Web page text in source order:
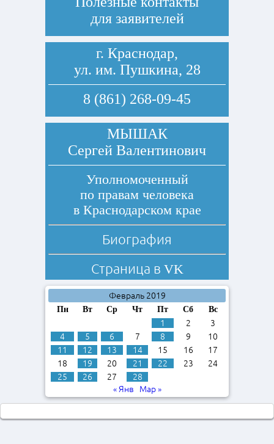
для заявителей
г. Краснодар,
ул. им. Пушкина, 28
8 (861) 268-09-45
МЫШАК
Сергей Валентинович
Уполномоченный
по правам человека
в Краснодарском крае
Биография
Страница в VK
Февраль 2019
Пн Вт Ср Чт Пт Сб Вс
1 2
3
4
5 6 7 8 9
10
11
12 13 14 15 16
17
18
19 20 21 22 23
24
25
26 27
28
« Янв
Мар »